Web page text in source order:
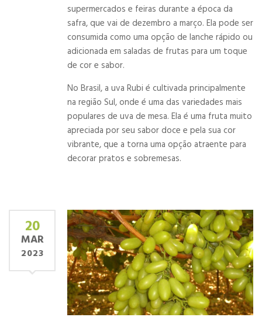
supermercados e feiras durante a época da
safra, que vai de dezembro a março. Ela pode ser
consumida como uma opção de lanche rápido ou
adicionada em saladas de frutas para um toque
de cor e sabor.
No Brasil, a uva Rubi é cultivada principalmente
na região Sul, onde é uma das variedades mais
populares de uva de mesa. Ela é uma fruta muito
apreciada por seu sabor doce e pela sua cor
vibrante, que a torna uma opção atraente para
decorar pratos e sobremesas.
20
MAR
2023